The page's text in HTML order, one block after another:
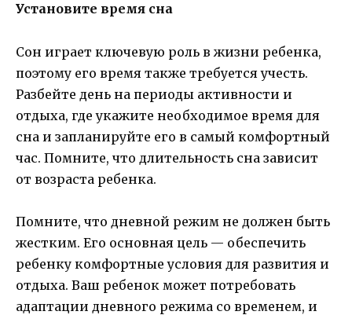
Установите время сна
Сон играет ключевую роль в жизни ребенка,
поэтому его время также требуется учесть.
Разбейте день на периоды активности и
отдыха, где укажите необходимое время для
сна и запланируйте его в самый комфортный
час. Помните, что длительность сна зависит
от возраста ребенка.
Помните, что дневной режим не должен быть
жестким. Его основная цель — обеспечить
ребенку комфортные условия для развития и
отдыха. Ваш ребенок может потребовать
адаптации дневного режима со временем, и